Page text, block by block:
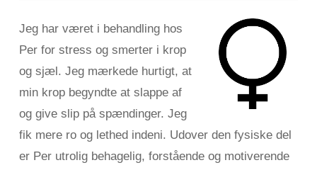
Jeg har været i behandling hos
Per for stress og smerter i krop
og sjæl. Jeg mærkede hurtigt, at
min krop begyndte at slappe af
og give slip på spændinger. Jeg
fik mere ro og lethed indeni. Udover den fysiske del
er Per utrolig behagelig, forstående og motiverende